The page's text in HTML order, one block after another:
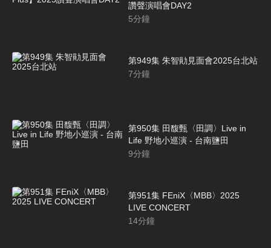
讚聲演唱會DAY2
5分鐘
第949集 朱智勛見面會2025台北站
7分鐘
第950集 田馥甄〈田調〉Live in
Life 野地小巡演 - 台南鹽田
9分鐘
第951集 FEniX〈MBB〉2025
LIVE CONCERT
14分鐘